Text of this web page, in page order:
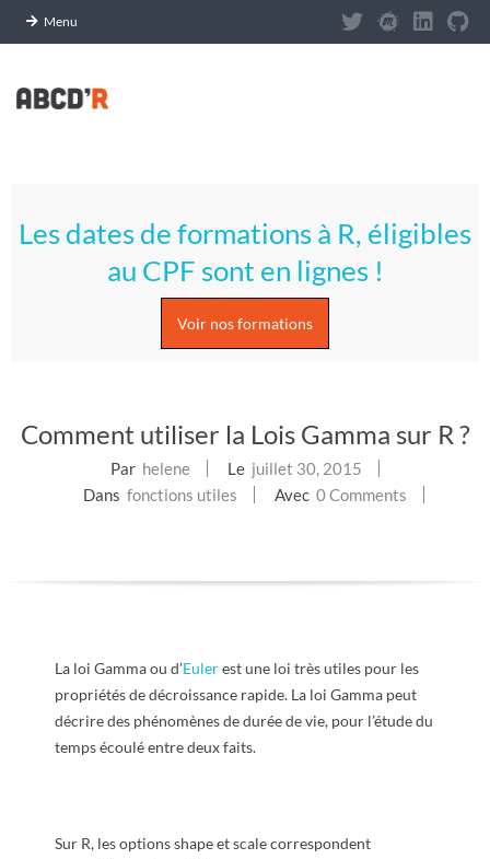
Menu
content
S
E
Menu
Les dates de formations à R, éligibles
au CPF sont en lignes !
Voir nos formations
Comment utiliser la Lois Gamma sur R ?
Par helene Le juillet 30, 2015
Dans fonctions utiles Avec 0 Comments
La loi Gamma ou d’Eulerest une loi très utiles pour les
propriétés de décroissance rapide. La loi Gamma peut
décrire des phénomènes de durée de vie, pour l’étude du
temps écoulé entre deux faits.
Sur R, les options shape et scale correspondent
Panneau de gestion des cookies